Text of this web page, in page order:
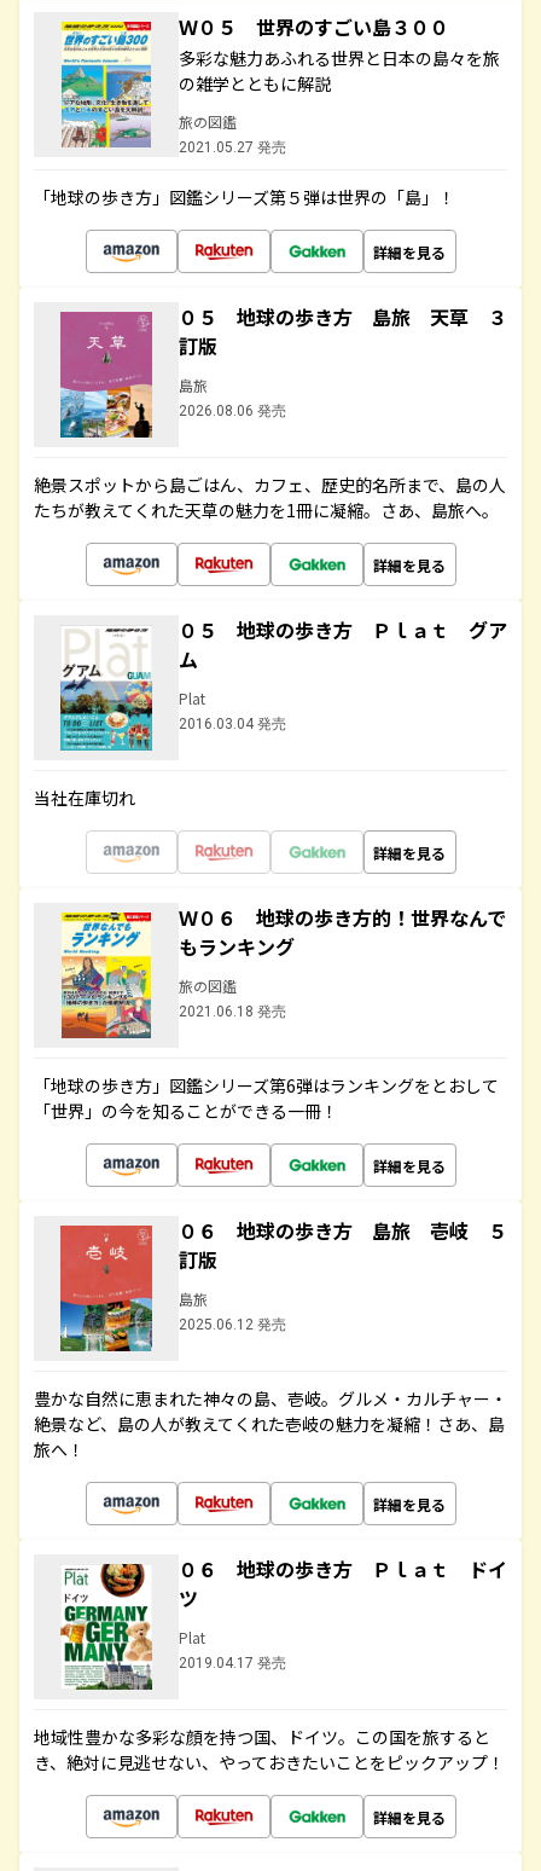
Ｗ０５ 世界のすごい島３００
多彩な魅力あふれる世界と日本の島々を旅
の雑学とともに解説
旅の図鑑
2021.05.27 発売
「地球の歩き方」図鑑シリーズ第５弾は世界の「島」！
詳細を見る
０５ 地球の歩き方 島旅 天草 ３
訂版
島旅
2026.08.06 発売
絶景スポットから島ごはん、カフェ、歴史的名所まで、島の人
たちが教えてくれた天草の魅力を1冊に凝縮。さあ、島旅へ。
詳細を見る
０５ 地球の歩き方 Ｐｌａｔ グア
ム
Plat
2016.03.04 発売
当社在庫切れ
詳細を見る
Ｗ０６ 地球の歩き方的！世界なんで
もランキング
旅の図鑑
2021.06.18 発売
「地球の歩き方」図鑑シリーズ第6弾はランキングをとおして
「世界」の今を知ることができる一冊！
詳細を見る
０６ 地球の歩き方 島旅 壱岐 ５
訂版
島旅
2025.06.12 発売
豊かな自然に恵まれた神々の島、壱岐。グルメ・カルチャー・
絶景など、島の人が教えてくれた壱岐の魅力を凝縮！さあ、島
旅へ！
詳細を見る
０６ 地球の歩き方 Ｐｌａｔ ドイ
ツ
Plat
2019.04.17 発売
地域性豊かな多彩な顔を持つ国、ドイツ。この国を旅すると
き、絶対に見逃せない、やっておきたいことをピックアップ！
詳細を見る